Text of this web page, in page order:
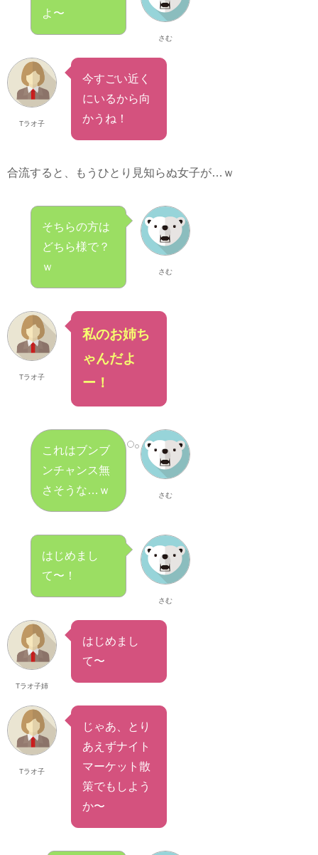
さむ
よ〜
Tラオ子
今すごい近く
にいるから向
かうね！
合流すると、もうひとり見知らぬ女子が…ｗ
さむ
そちらの方は
どちら様で？
ｗ
Tラオ子
私のお姉ち
ゃんだよ
ー！
さむ
これはブンブ
ンチャンス無
さそうな…ｗ
さむ
はじめまし
て〜！
Tラオ子姉
はじめまし
て〜
Tラオ子
じゃあ、とり
あえずナイト
マーケット散
策でもしよう
か〜